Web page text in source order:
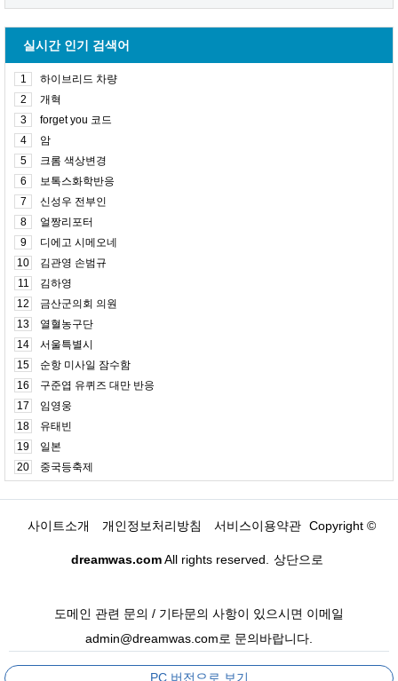
실시간 인기 검색어
1
하이브리드 차량
2
개혁
3
forget you 코드
4
암
5
크롬 색상변경
6
보톡스화학반응
7
신성우 전부인
8
얼짱리포터
9
디에고 시메오네
10
김관영 손범규
11
김하영
12
금산군의회 의원
13
열혈농구단
14
서울특별시
15
순항 미사일 잠수함
16
구준엽 유퀴즈 대만 반응
17
임영웅
18
유태빈
19
일본
20
중국등축제
사이트소개 개인정보처리방침 서비스이용약관 Copyright ©
dreamwas.comAll rights reserved. 상단으로
도메인 관련 문의 / 기타문의 사항이 있으시면 이메일
admin@dreamwas.com로 문의바랍니다.
PC 버전으로 보기